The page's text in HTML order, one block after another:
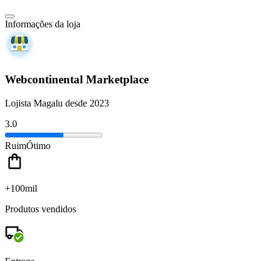
Informações da loja
Webcontinental Marketplace
Lojista Magalu desde 2023
3.0
RuimÓtimo
+100mil
Produtos vendidos